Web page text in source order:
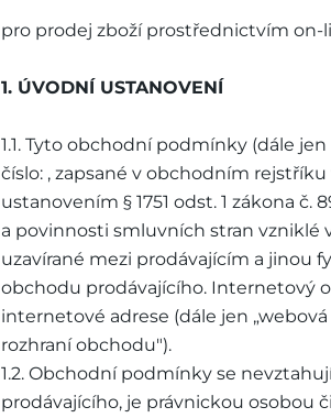
pro prodej zboží prostřednictvím
1. ÚVODNÍ USTANOVENÍ
1.1. Tyto obchodní podmínky (dále
číslo: , zapsané v obchodním
ustanovením § 1751 odst. 1 zákona č.
a povinnosti smluvních stran vzniklé
uzavírané mezi prodávajícím a jinou
obchodu prodávajícího. Internetový
internetové adrese (dále jen
rozhraní obchodu").
1.2. Obchodní podmínky se
prodávajícího, je právnickou osobou